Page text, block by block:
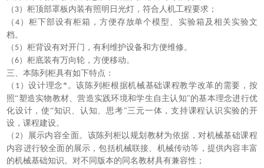
（ 3）柜顶部罩板内装有照明日光灯，符合人机工程要求；
（4 ）柜下部设有柜箱，方便存放单个模型、实验箱及相关实验文
档。
（ 5）柜背设有对开门，有利维护设备和方便维修。
（6）柜底装有万向轮，方便移动。
三、本陈列柜具有如下特点：
（ 1）设计理念*。该陈列柜根据机械基础课程教学改革的需要，按
照“塑造实物教材、营造实践环境和学生自主认知"的基本理念进行优
化设计，使“知识、认知、思考"三元一体，支持课程认识实验的开
设，课程建设。
（ 2）展示内容全面。该陈列柜以规划教材为依据，对机械基础课程
内容进行较全面的展示，包括机械联接、机械传动等，提供内容丰富
的机械基础知识。对不同版本的同名教材具有兼容性；